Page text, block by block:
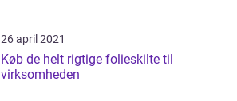
26 april 2021
Køb de helt rigtige folieskilte til
virksomheden